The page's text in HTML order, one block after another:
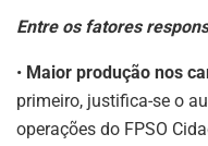
Entre os fatores
• Maior produção nos
primeiro, justifica-se o
operações do FPSO